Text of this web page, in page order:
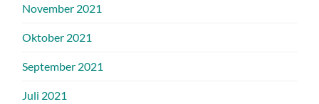
November 2021
Oktober 2021
September 2021
Juli 2021